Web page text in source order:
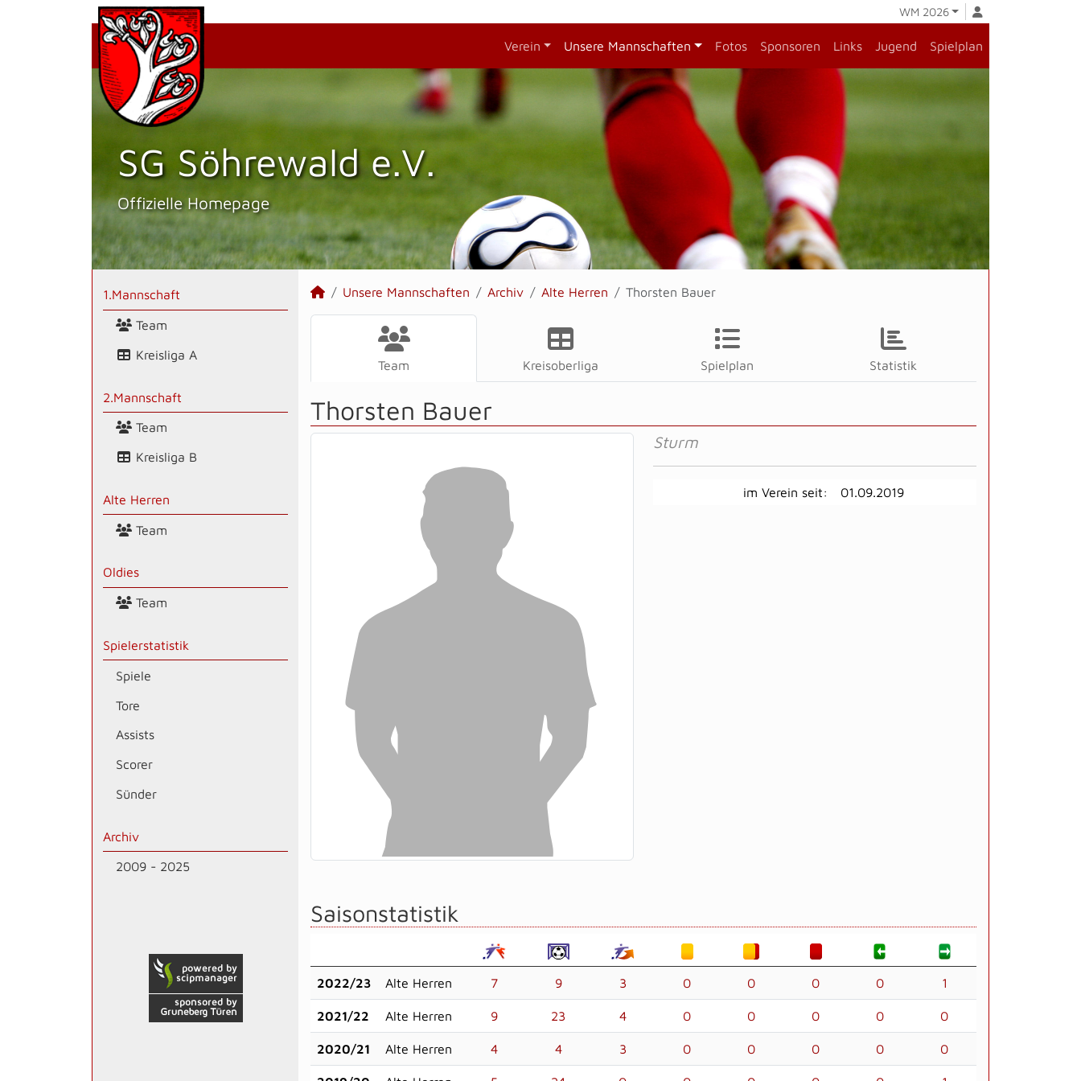
WM 2026
Verein Unsere Mannschaften Fotos Sponsoren Links Jugend Spielplan
SG Söhrewald e.V.
Offizielle Homepage
1.Mannschaft
Team
Kreisliga A
2.Mannschaft
Team
Kreisliga B
Alte Herren
Team
Oldies
Team
Spielerstatistik
Spiele
Tore
Assists
Scorer
Sünder
Archiv
2009 - 2025
Unsere Mannschaften Archiv Alte Herren Thorsten Bauer
Team Kreisoberliga Spielplan Statistik
Thorsten Bauer
Sturm
im Verein seit: 01.09.2019
Saisonstatistik
2022/23 Alte Herren 7 9 3 0 0 0 0 1
2021/22 Alte Herren 9 23 4 0 0 0 0 0
2020/21 Alte Herren 4 4 3 0 0 0 0 0